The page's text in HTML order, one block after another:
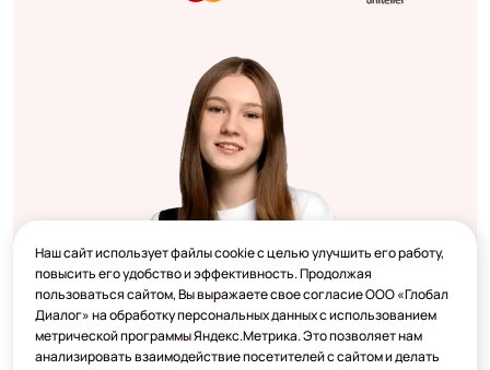
Наш сайт использует файлы cookie с целью улучшить его работу,
повысить его удобство и эффективность. Продолжая
пользоваться сайтом, Вы выражаете свое согласие ООО «Глобал
Диалог» на обработку персональных данных с использованием
метрической программы Яндекс.Метрика. Это позволяет нам
анализировать взаимодействие посетителей с сайтом и делать